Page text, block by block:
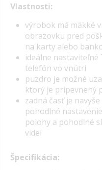
Vlastnosti:
výrobok má mäkké
obrazovku pred
na karty alebo
ideálne
telefón vo vnútri
puzdro je možné
ktorý je pripevnený
zadná časť je
pohodlné
polohy a pohodlné
videí
Špecifikácia: